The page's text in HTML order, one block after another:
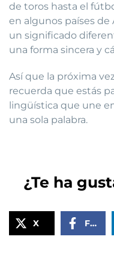
de toros hasta el
en algunos países
un significado
una forma sincera y
Así que la próxima
recuerda que estás
lingüística que une
una sola palabra.
¿Te ha
X Facebook